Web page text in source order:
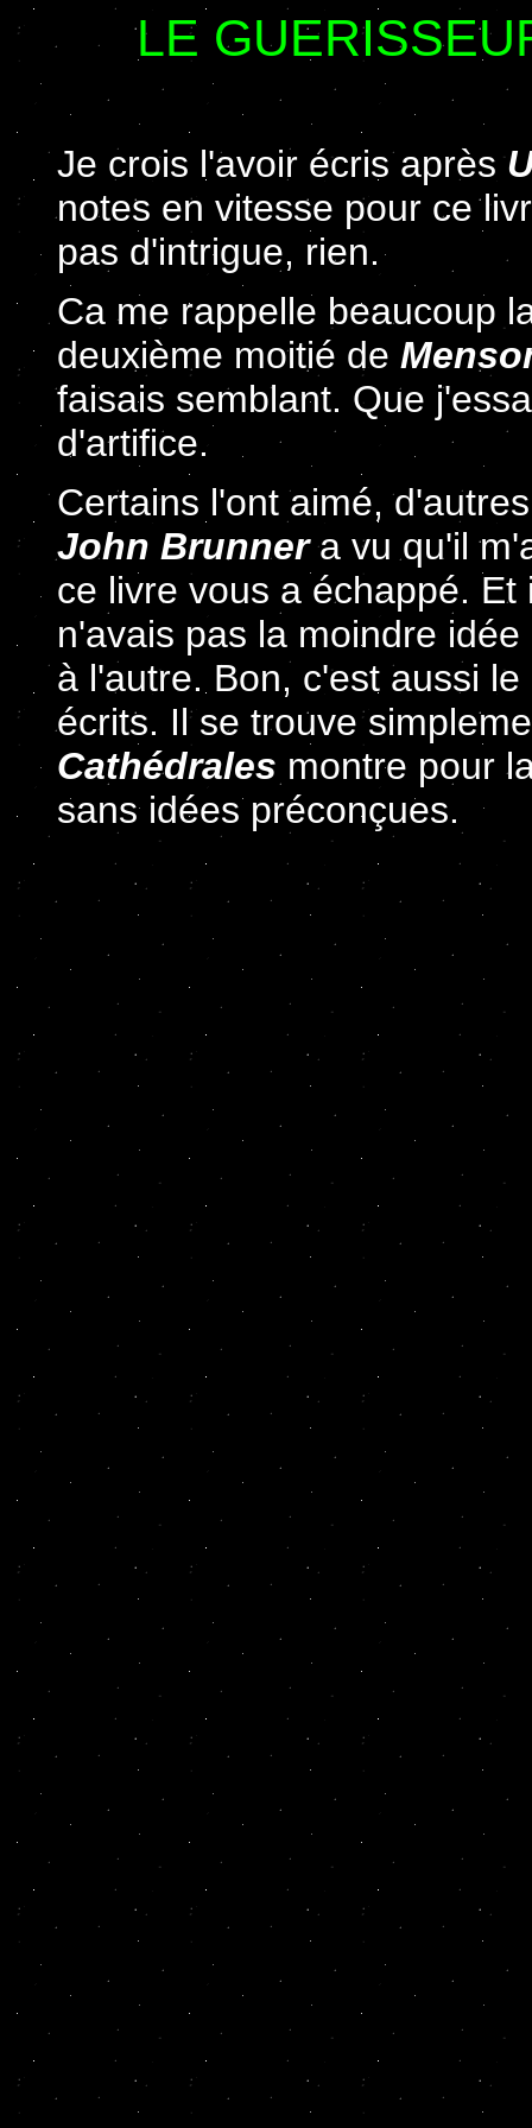
LE
Je crois l'avoir écris après
notes en vitesse pour ce
pas d'intrigue, rien.
Ca me rappelle beaucoup
deuxième moitié de
faisais semblant. Que
d'artifice.
Certains l'ont aimé,
John Brunnera vu qu'il
ce livre vous a échappé.
n'avais pas la moindre
à l'autre. Bon, c'est aussi
écrits. Il se trouve
Cathédrales montre pour
sans idées préconçues.